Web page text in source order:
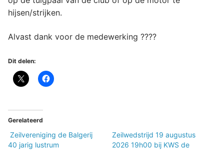
hijsen/strijken.
Alvast dank voor de medewerking ????
Dit delen:
Gerelateerd
Zeilvereniging de Balgerij
40 jarig lustrum
Zeilwedstrijd 19 augustus
2026 19h00 bij KWS de